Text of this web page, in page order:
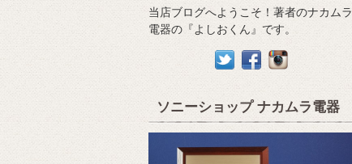
当店ブログへようこそ！著者のナカムラ
電器の『よしおくん』です。
ソニーショップ ナカムラ電器